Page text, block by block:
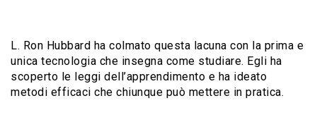
L. Ron Hubbard ha colmato questa lacuna con la prima e
unica tecnologia che insegna come studiare. Egli ha
scoperto le leggi dell’apprendimento e ha ideato
metodi efficaci che chiunque può mettere in pratica.